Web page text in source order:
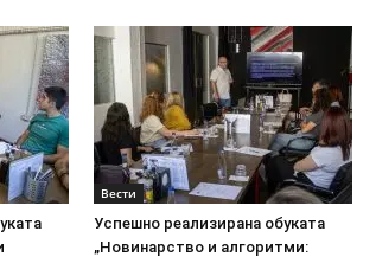
Вести
Успешно реализирана обуката
„Новинарство и алгоритми: